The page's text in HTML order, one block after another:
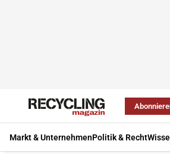
Markt & UnternehmenPolitik & Recht